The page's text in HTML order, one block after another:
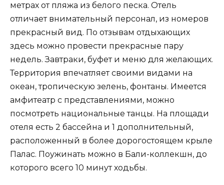
метрах от пляжа из белого песка. Отель
отличает внимательный персонал, из номеров
прекрасный вид. По отзывам отдыхающих
здесь можно провести прекрасные пару
недель. Завтраки, буфет и меню для желающих.
Территория впечатляет своими видами на
океан, тропическую зелень, фонтаны. Имеется
амфитеатр с представлениями, можно
посмотреть национальные танцы. На площади
отеля есть 2 бассейна и 1 дополнительный,
расположенный в более дорогостоящем крыле
Палас. Поужинать можно в Бали-коллекшн, до
которого всего 10 минут ходьбы.